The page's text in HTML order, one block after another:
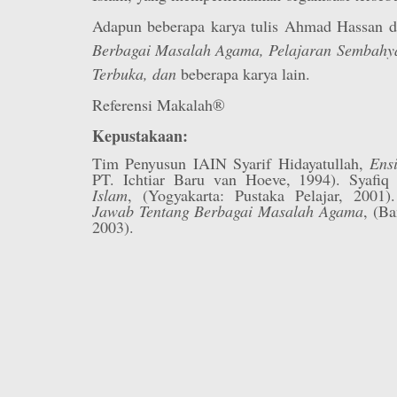
Adapun beberapa karya tulis Ahmad Hassan
Berbagai Masalah Agama, Pelajaran
Terbuka, dan beberapa karya lain.
Referensi Makalah®
Kepustakaan:
Tim Penyusun IAIN Syarif Hidayatullah,
PT. Ichtiar Baru van Hoeve, 1994).
Islam, (Yogyakarta: Pustaka Pelajar,
Jawab Tentang Berbagai Masalah Agama,
2003).